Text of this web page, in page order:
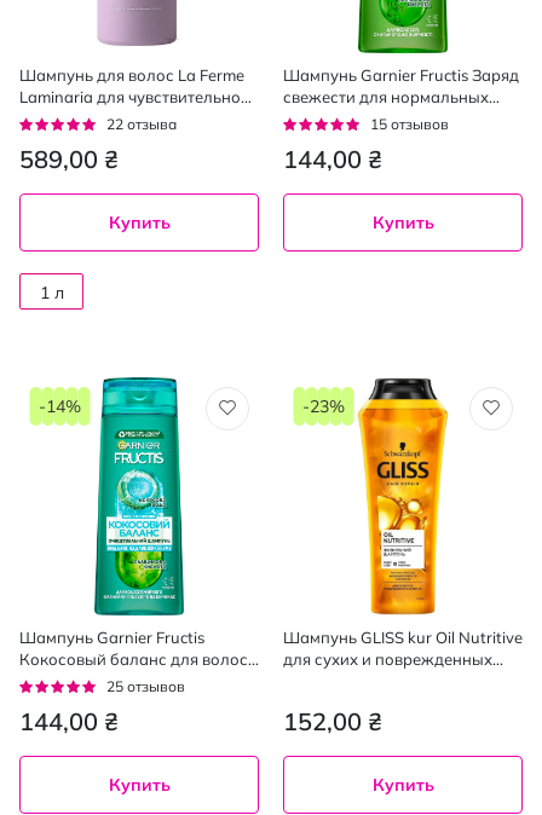
Шампунь для волос La Ferme
Laminaria для чувствительной
кожи головы White Musk 1000
Рейтинг:
22 отзыва
589,00 ₴
Купить
1 л
Шампунь Garnier Fructis Заряд
свежести для нормальных
волос, склонных к жирности
Рейтинг:
15 отзывов
144,00 ₴
Купить
Шампунь Garnier Fructis
Кокосовый баланс для волос
жирных у корней и сухих на
Рейтинг:
25 отзывов
144,00 ₴
-14%
Купить
Шампунь GLISS kur Oil Nutritive
для сухих и поврежденных
152,00 ₴
-23%
Купить